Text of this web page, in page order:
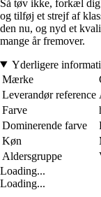
Så tøv ikke, forkæl
og tilføj et strejf af
den nu, og nyd et
mange år fremover.
Yderligere
Mærke
Leverandør reference
Farve
Dominerende farve
Køn
Aldersgruppe
Loading...
Loading...